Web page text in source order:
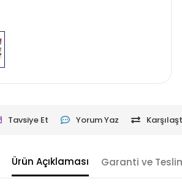
Tavsiye Et Yorum Yaz
Ürün Açıklaması Garanti ve